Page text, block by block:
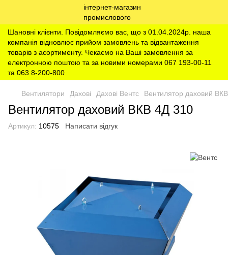
Шановні клієнти. Повідомляємо вас, що з 01.04.2024р. наша
компанія відновлює прийом замовлень та відвантаження
товарів з асортименту. Чекаємо на Ваші замовлення за
електронною поштою та за новими номерами 067 193-00-11
та 063 8-200-800
Вентилятори Дахові Дахові Вентс Вентилятор даховий
Вентилятор даховий ВКВ 4Д 310
Артикул: 10575 Написати відгук